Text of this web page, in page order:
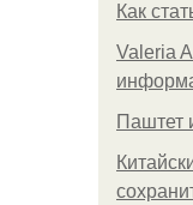
Как
Valeria
Паштет